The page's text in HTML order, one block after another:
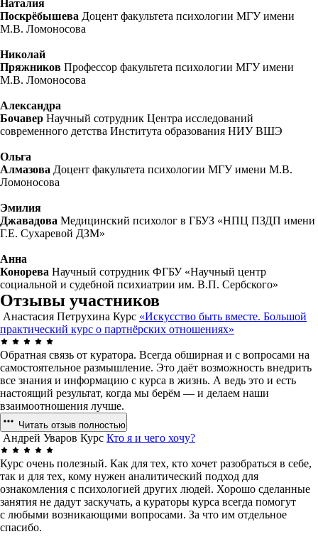
Наталия
Поскрёбышева Доцент факультета психологии МГУ имени
М.В. Ломоносова
Николай
Пряжников Профессор факультета психологии МГУ имени
М.В. Ломоносова
Александра
Бочавер Научный сотрудник Центра исследований
современного детства Института образования НИУ ВШЭ
Ольга
Алмазова Доцент факультета психологии МГУ имени М.В.
Ломоносова
Эмилия
Джавадова Медицинский психолог в ГБУЗ «НПЦ ПЗДП имени
Г.Е. Сухаревой ДЗМ»
Анна
Конорева Научный сотрудник ФГБУ «Научный центр
социальной и судебной психиатрии им. В.П. Сербского»
Отзывы участников
Анастасия Петрухина Курс «Искусство быть вместе. Большой
практический курс о партнёрских отношениях»
Обратная связь от куратора. Всегда обширная и с вопросами на
самостоятельное размышление. Это даёт возможность внедрить
все знания и информацию с курса в жизнь. А ведь это и есть
настоящий результат, когда мы берём — и делаем наши
взаимоотношения лучше.
Читать отзыв полностью
Андрей Уваров Курс Кто я и чего хочу?
Курс очень полезный. Как для тех, кто хочет разобраться в себе,
так и для тех, кому нужен аналитический подход для
ознакомления с психологией других людей. Хорошо сделанные
занятия не дадут заскучать, а кураторы курса всегда помогут
с любыми возникающими вопросами. За что им отдельное
спасибо.